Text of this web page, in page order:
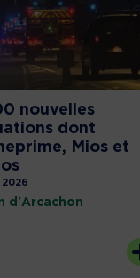
nouvelles
dont
Mios et
d'Arcachon